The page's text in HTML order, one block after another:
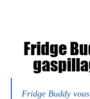
Fridge
Fridge Buddy